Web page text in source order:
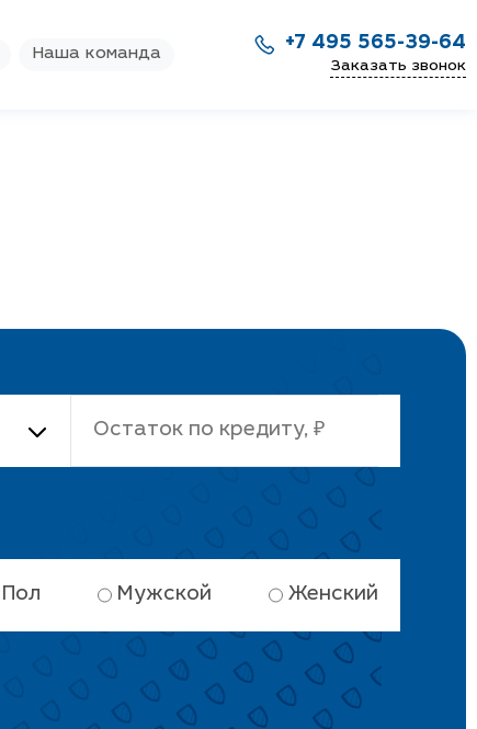
Наша команда
+7 495 565-39-64
Заказать звонок
Пол Мужской Женский